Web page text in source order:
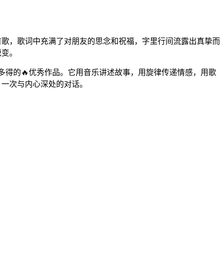
，歌词中充满了对朋友的思念和祝福，字里行间流露出真挚而
。
的🔥优秀作品。它用音乐讲述故事，用旋律传递情感，用歌
次与内心深处的对话。